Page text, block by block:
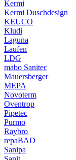
Kermi
Kermi Duschdesign
KEUCO
Kludi
Laguna
Laufen
LDG
mabo Sanitec
Mauersberger
MEPA
Novoterm
Oventrop
Pipetec
Purmo
Raybro
repaBAD
Sanipa